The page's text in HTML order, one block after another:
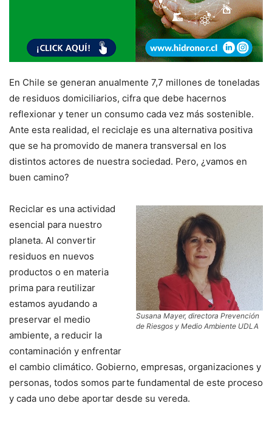
En Chile se generan anualmente 7,7 millones de toneladas
de residuos domiciliarios, cifra que debe hacernos
reflexionar y tener un consumo cada vez más sostenible.
Ante esta realidad, el reciclaje es una alternativa positiva
que se ha promovido de manera transversal en los
distintos actores de nuestra sociedad. Pero, ¿vamos en
buen camino?
Susana Mayer, directora Prevención
de Riesgos y Medio Ambiente UDLA
Reciclar es una actividad
esencial para nuestro
planeta. Al convertir
residuos en nuevos
productos o en materia
prima para reutilizar
estamos ayudando a
preservar el medio
ambiente, a reducir la
contaminación y enfrentar
el cambio climático. Gobierno, empresas, organizaciones y
personas, todos somos parte fundamental de este proceso
y cada uno debe aportar desde su vereda.